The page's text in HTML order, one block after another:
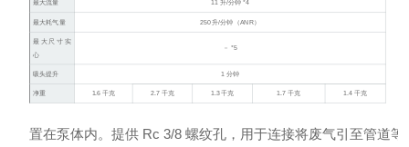
最大流量 11 升/分钟 *4
最大耗气量 250 升/分钟（ANR）
最大尺寸实
心
－ *5
吸头提升 1 分钟
净重 1.6 千克 2.7 千克 1.3 千克 1.7 千克 1.4 千克
置在泵体内。提供 Rc 3/8 螺纹孔，用于连接将废气引至管道等